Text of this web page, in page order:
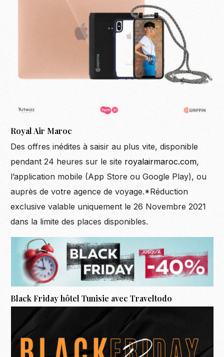
Royal Air Maroc
Des offres inédites à saisir au plus vite, disponible
pendant 24 heures sur le site royalairmaroc.com,
l’application mobile (App Store ou Google Play), ou
auprès de votre agence de voyage.*Réduction
exclusive valable uniquement le 26 Novembre 2021
dans la limite des places disponibles.
Black Friday hôtel Tunisie avecTraveltodo